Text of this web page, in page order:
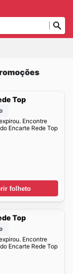
Top
Encontre
Encarte Rede Top
folheto
Top
Encontre
Encarte Rede Top